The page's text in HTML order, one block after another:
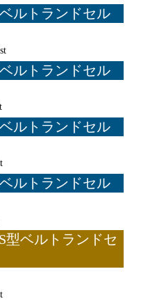
ルトランドセル
ルトランドセル
ルトランドセル
ルトランドセル
型ベルトランドセ